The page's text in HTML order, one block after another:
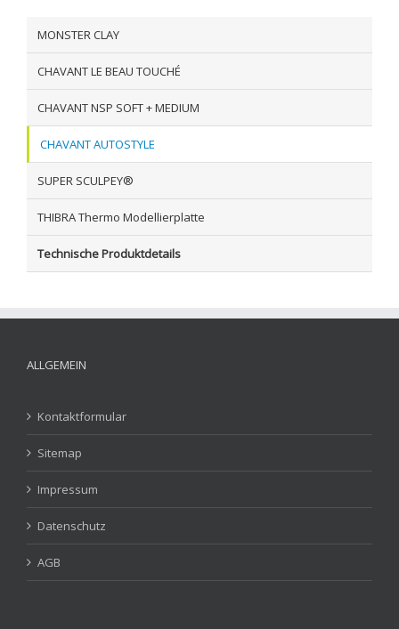
MONSTER CLAY
CHAVANT LE BEAU TOUCHÉ
CHAVANT NSP SOFT + MEDIUM
CHAVANT AUTOSTYLE
SUPER SCULPEY®
THIBRA Thermo Modellierplatte
Technische Produktdetails
ALLGEMEIN
Kontaktformular
Sitemap
Impressum
Datenschutz
AGB